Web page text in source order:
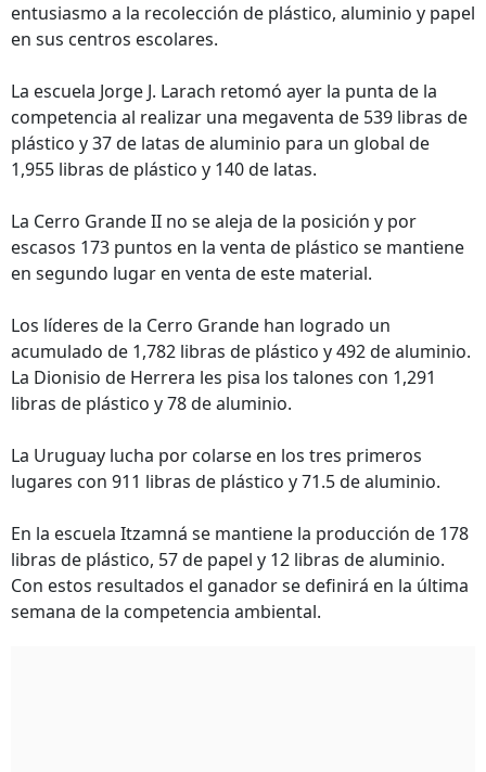
entusiasmo a la recolección de plástico, aluminio y papel
en sus centros escolares.
La escuela Jorge J. Larach retomó ayer la punta de la
competencia al realizar una megaventa de 539 libras de
plástico y 37 de latas de aluminio para un global de
1,955 libras de plástico y 140 de latas.
La Cerro Grande II no se aleja de la posición y por
escasos 173 puntos en la venta de plástico se mantiene
en segundo lugar en venta de este material.
Los líderes de la Cerro Grande han logrado un
acumulado de 1,782 libras de plástico y 492 de aluminio.
La Dionisio de Herrera les pisa los talones con 1,291
libras de plástico y 78 de aluminio.
La Uruguay lucha por colarse en los tres primeros
lugares con 911 libras de plástico y 71.5 de aluminio.
En la escuela Itzamná se mantiene la producción de 178
libras de plástico, 57 de papel y 12 libras de aluminio.
Con estos resultados el ganador se definirá en la última
semana de la competencia ambiental.